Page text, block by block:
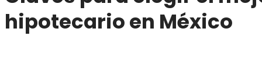
hipotecario en México